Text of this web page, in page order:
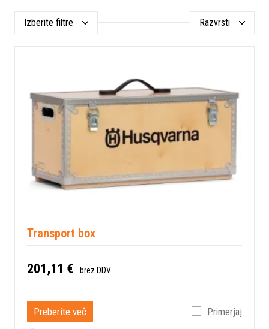
Izberite filtre Razvrsti
Transport box
201,11 € brez DDV
Preberite več Primerjaj